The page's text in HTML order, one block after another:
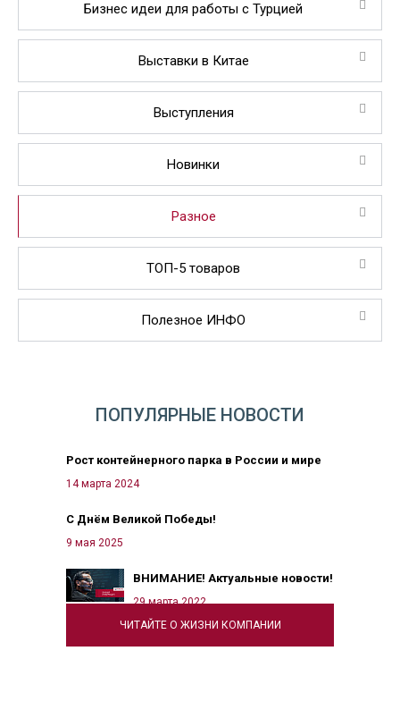
Бизнес идеи для работы с Турцией
Выставки в Китае
Выступления
Новинки
Разное
ТОП-5 товаров
Полезное ИНФО
ЧИТАЙТЕ О ЖИЗНИ КОМПАНИИ
ПОПУЛЯРНЫЕ НОВОСТИ
Рост контейнерного парка в России и мире
14 марта 2024
С Днём Великой Победы!
9 мая 2025
ВНИМАНИЕ! Актуальные новости!
29 марта 2022